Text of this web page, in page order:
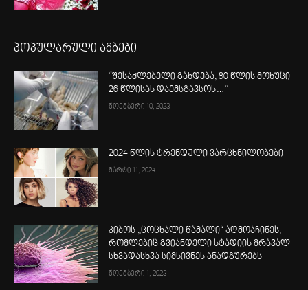
პოპულარული ამბები
“შესაძლებელი გახდება, 80 წლის მოხუცი
26 წლისას დაემსგავსოს…“
ნოემბერი 10, 2023
2024 წლის ტრენდული ვარცხნილობები
მარტი 11, 2024
კიბოს „ცოცხალი წამალი“ აღმოაჩინეს,
რომლებიც გვიანდელი სტადიის მრავალ
სხვადასხვა სიმსივნეს ანადგურებს
ნოემბერი 1, 2023